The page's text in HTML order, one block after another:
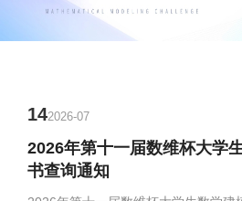
2026年第十一届数维杯大学
书查询通知
142026-07